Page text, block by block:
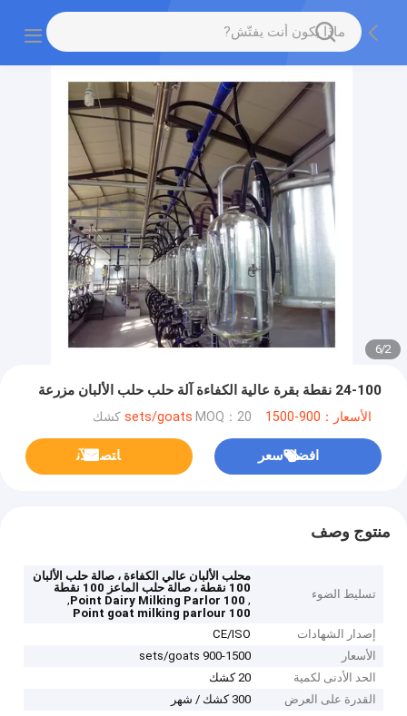
2
/
6
24-100 نقطة بقرة عالية الكفاءة آلة حلب حلب الألبان مزرعة
الأسعار：900-1500 sets/goats MOQ：20 كشك
افضل سعر ﺎﺘﺼﻟ ﺍﻶﻧ
منتوج وصف
تسليط الضوء
محلب الألبان عالي الكفاءة ، صالة حلب الألبان
100 نقطة ، صالة حلب الماعز 100 نقطة
,
100 Point Dairy Milking Parlor
,
100 Point goat milking parlour
إصدار الشهادات
CE/ISO
الأسعار
900-1500 sets/goats
الحد الأدنى لكمية
20 كشك
القدرة على العرض
300 كشك / شهر